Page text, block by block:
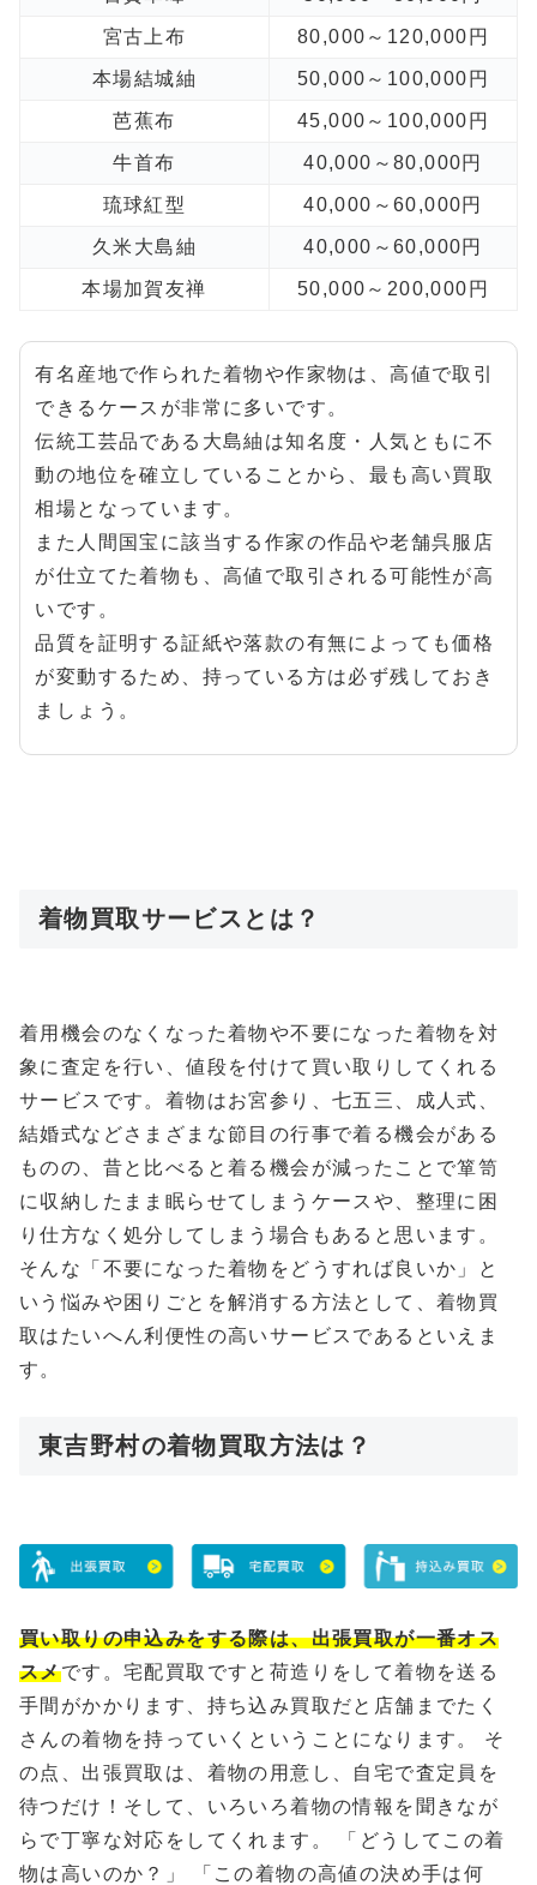
宮古上布 80,000～120,000円
本場結城紬 50,000～100,000円
芭蕉布 45,000～100,000円
牛首布 40,000～80,000円
琉球紅型 40,000～60,000円
久米大島紬 40,000～60,000円
本場加賀友禅 50,000～200,000円
有名産地で作られた着物や作家物は、高値で取引
できるケースが非常に多いです。
伝統工芸品である大島紬は知名度・人気ともに不
動の地位を確立していることから、最も高い買取
相場となっています。
また人間国宝に該当する作家の作品や老舗呉服店
が仕立てた着物も、高値で取引される可能性が高
いです。
品質を証明する証紙や落款の有無によっても価格
が変動するため、持っている方は必ず残しておき
ましょう。
着物買取サービスとは？
着用機会のなくなった着物や不要になった着物を対
象に査定を行い、値段を付けて買い取りしてくれる
サービスです。着物はお宮参り、七五三、成人式、
結婚式などさまざまな節目の行事で着る機会がある
ものの、昔と比べると着る機会が減ったことで箪笥
に収納したまま眠らせてしまうケースや、整理に困
り仕方なく処分してしまう場合もあると思います。
そんな「不要になった着物をどうすれば良いか」と
いう悩みや困りごとを解消する方法として、着物買
取はたいへん利便性の高いサービスであるといえま
す。
東吉野村の着物買取方法は？
買い取りの申込みをする際は、出張買取が一番オス
スメです。宅配買取ですと荷造りをして着物を送る
手間がかかります、持ち込み買取だと店舗までたく
さんの着物を持っていくということになります。 そ
の点、出張買取は、着物の用意し、自宅で査定員を
待つだけ！そして、いろいろ着物の情報を聞きなが
らで丁寧な対応をしてくれます。 「どうしてこの着
物は高いのか？」 「この着物の高値の決め手は何